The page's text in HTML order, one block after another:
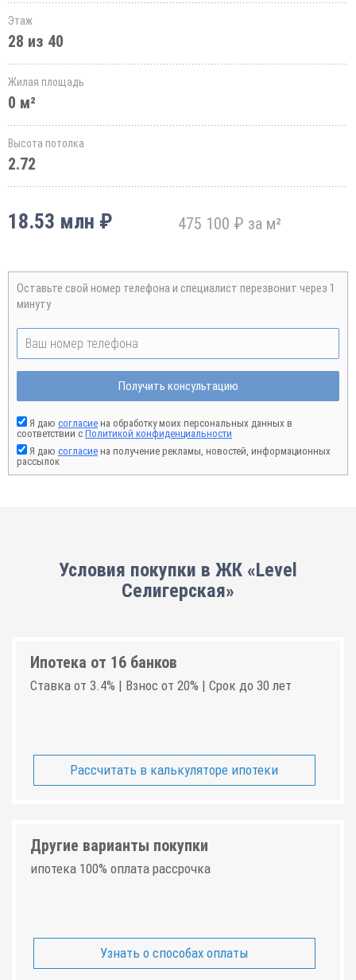
Этаж
28 из 40
Жилая площадь
0 м²
Высота потолка
2.72
18.53 млн ₽ 475 100 ₽ за м²
Оставьте свой номер телефона и специалист перезвонит через 1
минуту
Получить консультацию
Я даю согласие на обработку моих персональных данных в
соответствии с Политикой конфиденциальности
Я даю согласие на получение рекламы, новостей, информационных
рассылок
Условия покупки в ЖК «Level
Селигерская»
Ипотека от 16 банков
Ставка от 3.4% | Взнос от 20% | Срок до 30 лет
Рассчитать в калькуляторе ипотеки
Другие варианты покупки
ипотека 100% оплата рассрочка
Узнать о способах оплаты